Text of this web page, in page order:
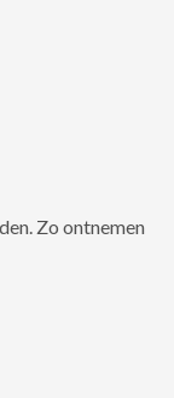
Zo ontnemen